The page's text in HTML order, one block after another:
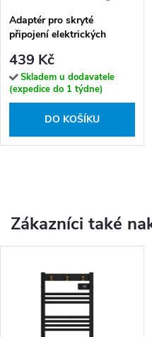
Adaptér pro skryté
připojení elektrických
131567813
439 Kč
Skladem u dodavatele
(expedice do 1 týdne)
DO KOŠÍKU
Zákazníci také